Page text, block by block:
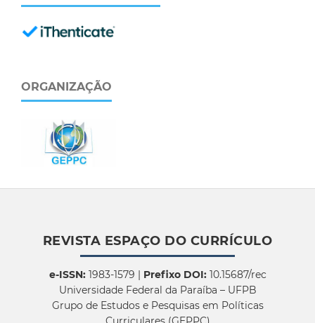
ORGANIZAÇÃO
REVISTA ESPAÇO DO CURRÍCULO
e-ISSN:1983-1579 | Prefixo DOI:10.15687/rec
Universidade Federal da Paraíba – UFPB
Grupo de Estudos e Pesquisas em Políticas